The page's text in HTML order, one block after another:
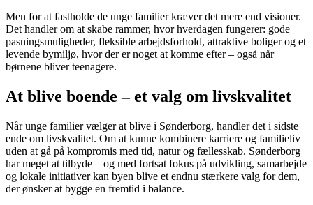
Men for at fastholde de unge familier kræver det mere end visioner.
Det handler om at skabe rammer, hvor hverdagen fungerer: gode
pasningsmuligheder, fleksible arbejdsforhold, attraktive boliger og et
levende bymiljø, hvor der er noget at komme efter – også når
børnene bliver teenagere.
At blive boende – et valg om livskvalitet
Når unge familier vælger at blive i Sønderborg, handler det i sidste
ende om livskvalitet. Om at kunne kombinere karriere og familieliv
uden at gå på kompromis med tid, natur og fællesskab. Sønderborg
har meget at tilbyde – og med fortsat fokus på udvikling, samarbejde
og lokale initiativer kan byen blive et endnu stærkere valg for dem,
der ønsker at bygge en fremtid i balance.